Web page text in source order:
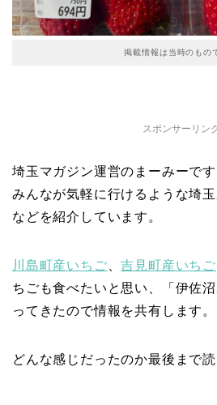
掲載情報は当時のもの
スポンサーリン
埼玉マガジン運営のまーみーです
みんなが気軽に行けるような埼
などを紹介しています。
川島町産いちご、吉見町産いちご
ちごも食べたいと思い、「伊佐
ってきたので情報を共有します。
どんな感じだったのか最後まで